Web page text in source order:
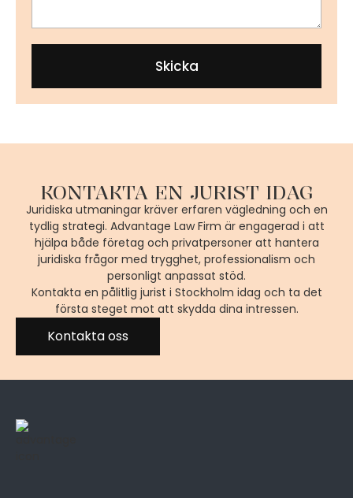
Skicka
KONTAKTA EN JURIST IDAG
Juridiska utmaningar kräver erfaren vägledning och en
tydlig strategi. Advantage Law Firm är engagerad i att
hjälpa både företag och privatpersoner att hantera
juridiska frågor med trygghet, professionalism och
personligt anpassat stöd.
Kontakta en pålitlig jurist i Stockholm idag och ta det
första steget mot att skydda dina intressen.
Kontakta oss